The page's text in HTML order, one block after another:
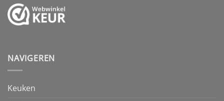
NAVIGEREN
Keuken